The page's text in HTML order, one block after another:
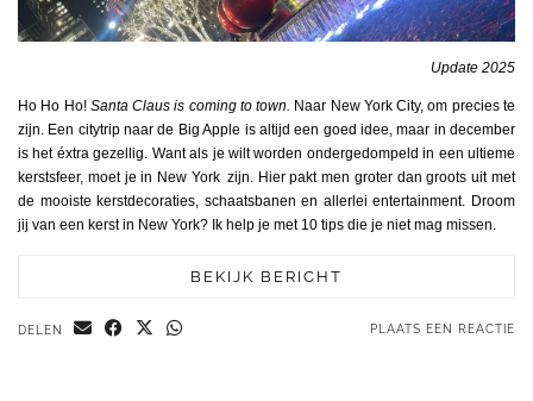
Update 2025
Ho Ho Ho! Santa Claus is coming to town. Naar New York City, om precies te
zijn. Een citytrip naar de Big Apple is altijd een goed idee, maar in december
is het éxtra gezellig. Want als je wilt worden ondergedompeld in een ultieme
kerstsfeer, moet je in New York zijn. Hier pakt men groter dan groots uit met
de mooiste kerstdecoraties, schaatsbanen en allerlei entertainment. Droom
jij van een kerst in New York? Ik help je met 10 tips die je niet mag missen.
BEKIJK BERICHT
DELEN PLAATS EEN REACTIE